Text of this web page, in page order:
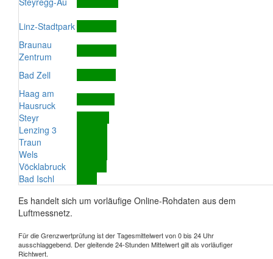
Linz-Stadtpark
Braunau
Zentrum
Bad Zell
Haag am
Hausruck
Steyr
Lenzing 3
Traun
Wels
Vöcklabruck
Bad Ischl
Es handelt sich um vorläufige Online-Rohdaten aus dem
Luftmessnetz.
Für die Grenzwertprüfung ist der Tagesmittelwert von 0 bis 24 Uhr
ausschlaggebend. Der gleitende 24-Stunden Mittelwert gilt als vorläufiger
Richtwert.